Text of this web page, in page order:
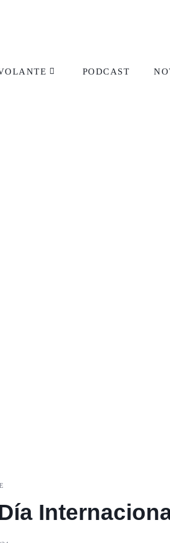
PODCAST